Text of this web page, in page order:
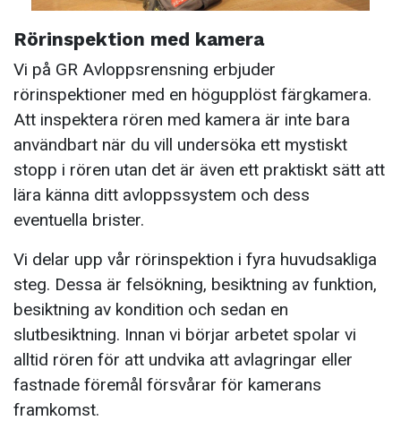
Rörinspektion med kamera
Vi på GR Avloppsrensning erbjuder
rörinspektioner med en högupplöst färgkamera.
Att inspektera rören med kamera är inte bara
användbart när du vill undersöka ett mystiskt
stopp i rören utan det är även ett praktiskt sätt att
lära känna ditt avloppssystem och dess
eventuella brister.
Vi delar upp vår rörinspektion i fyra huvudsakliga
steg. Dessa är felsökning, besiktning av funktion,
besiktning av kondition och sedan en
slutbesiktning. Innan vi börjar arbetet spolar vi
alltid rören för att undvika att avlagringar eller
fastnade föremål försvårar för kamerans
framkomst.